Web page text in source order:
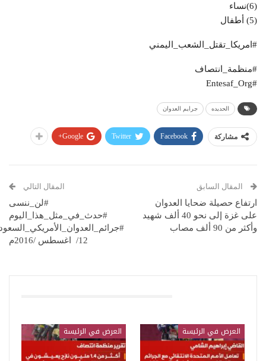
(6)نساء
(5) أطفال
#امريكا_تقتل_الشعب_اليمني
#منظمة_انتصاف
#Entesaf_Org
الحديده جرايم العدوان
مشاركة Facebook
Twitter
Google+
المقال السابق
ارتفاع حصيلة ضحايا العدوان
على غزة إلى نحو 40 ألف شهيد
وأكثر من 90 ألف مصاب
المقال التالي
#لن_ننسى
#حدث_في_مثل_هذا_اليوم
12/ اغسطس /2016م
العرض في الرئيسة العرض في الرئيسة